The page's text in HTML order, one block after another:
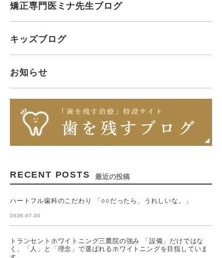
矯正専門医ミナ先生ブログ
キッズブログ
お知らせ
RECENT POSTS 最近の投稿
ハートフル歯科のこだわり 「○○だったら、うれしいな。」
2026.07.30
トランセントホワイトニング三鷹院の強み 「設備」だけではな
く、「人」と「理念」で選ばれるホワイトニングを目指していま